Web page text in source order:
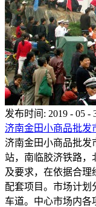
发布时间: 2019 - 05 -
济南金田小商品批发
济南金田小商品批发
站，南临胶济铁路，
及要求，在依据合理
配套项目。市场计划
车道。中心市场内各